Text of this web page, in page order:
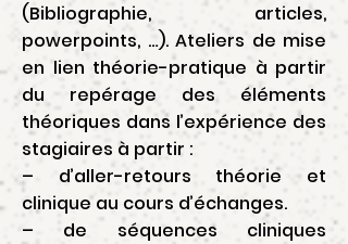
(Bibliographie, articles,
powerpoints, …). Ateliers de mise
en lien théorie-pratique à partir
du repérage des éléments
théoriques dans l’expérience des
stagiaires à partir :
– d’aller-retours théorie et
clinique au cours d’échanges.
– de séquences cliniques